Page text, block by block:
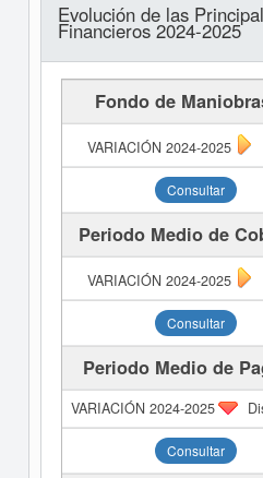
Evolución de las
Financieros 2024-2025
Fondo de
Consultar
Periodo Medio de
Consultar
Periodo Medio de
Consultar